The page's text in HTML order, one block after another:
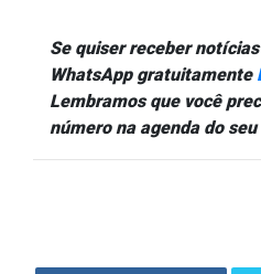
Se quiser receber
WhatsApp gratuitamente
Lembramos que você
número na agenda do